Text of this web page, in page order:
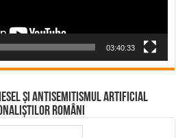
03:40:33
și Antisemitismul Artificial
Români